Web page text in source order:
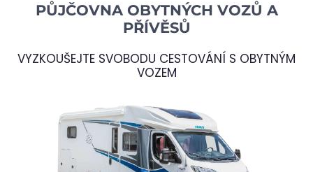
PŮJČOVNA OBYTNÝCH VOZŮ A
PŘÍVĚSŮ
VYZKOUŠEJTE SVOBODU CESTOVÁNÍ S OBYTNÝM
VOZEM